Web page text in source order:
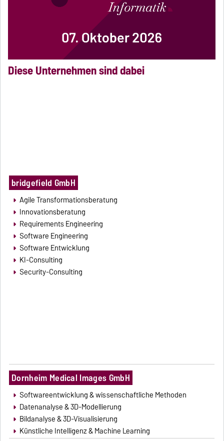
Diese Unternehmen sind dabei
bridgefield GmbH
Agile Transformationsberatung
Innovationsberatung
Requirements Engineering
Software Engineering
Software Entwicklung
KI-Consulting
Security-Consulting
Dornheim Medical Images GmbH
Softwareentwicklung & wissenschaftliche Methoden
Datenanalyse & 3D-Modellierung
Bildanalyse & 3D-Visualisierung
Künstliche Intelligenz & Machine Learning